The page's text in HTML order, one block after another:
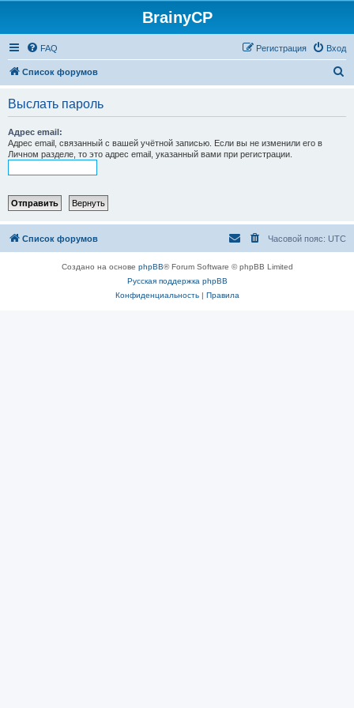
BrainyCP
FAQ Вход
Регистрация
Список форумов
Выслать пароль
Адрес email:
Адрес email, связанный с вашей учётной записью. Если вы не изменили его в
Личном разделе, то это адрес email, указанный вами при регистрации.
Список форумов Часовой пояс: UTC
Создано на основе phpBB® Forum Software © phpBB Limited
Русская поддержка phpBB
Конфиденциальность| Правила